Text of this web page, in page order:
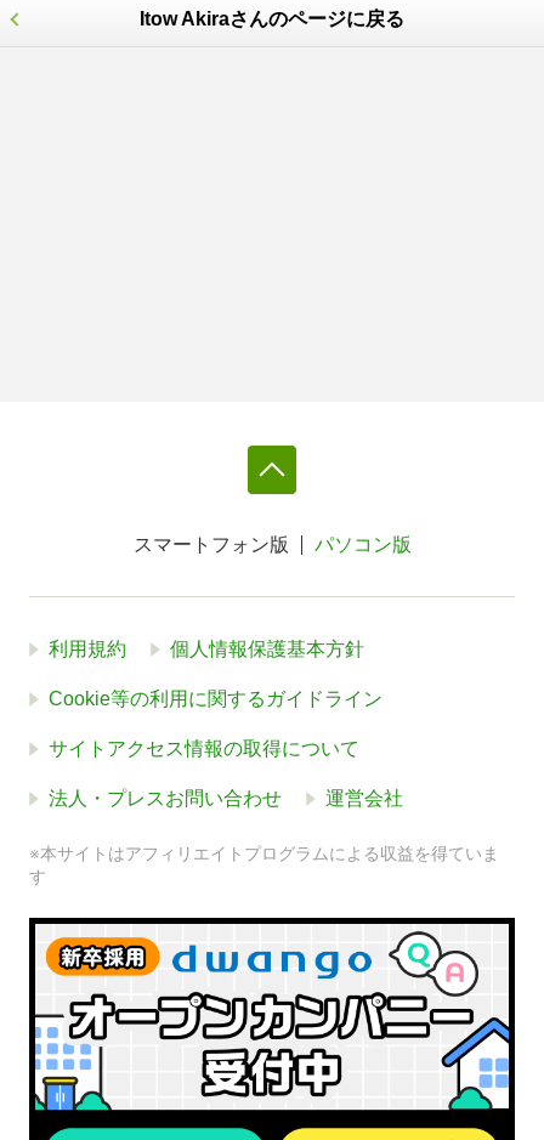
Itow Akiraさんのページに戻る
スマートフォン版 パソコン版
利用規約 個人情報保護基本方針
Cookie等の利用に関するガイドライン
サイトアクセス情報の取得について
法人・プレスお問い合わせ 運営会社
※本サイトはアフィリエイトプログラムによる収益を得ていま
す